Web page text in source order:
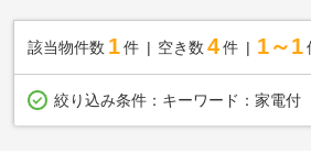
該当物件数 1件 空き数 4 件 1～1
絞り込み条件： キーワード：家電付